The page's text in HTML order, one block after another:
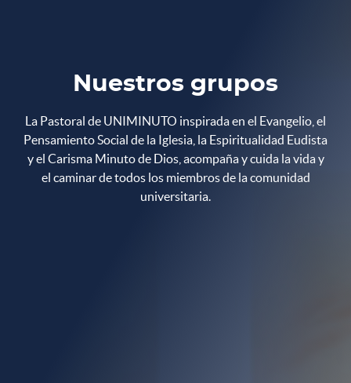
Nuestros grupos
La Pastoral de UNIMINUTO inspirada en el Evangelio, el
Pensamiento Social de la Iglesia, la Espiritualidad Eudista
y el Carisma Minuto de Dios, acompaña y cuida la vida y
el caminar de todos los miembros de la comunidad
universitaria.